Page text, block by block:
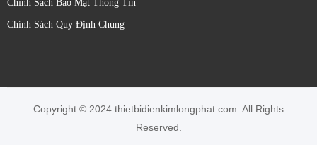
động cho máy móc và thiết bị.
Kích thước: Nhỏ gọn, đường kính vài cm.
Bảo hành 12 tháng
Chính Sách Bảo Mật Thông Tin
Chính Sách Quy Định Chung
Copyright © 2024 thietbidienkimlongphat.com. All Rights
Reserved.